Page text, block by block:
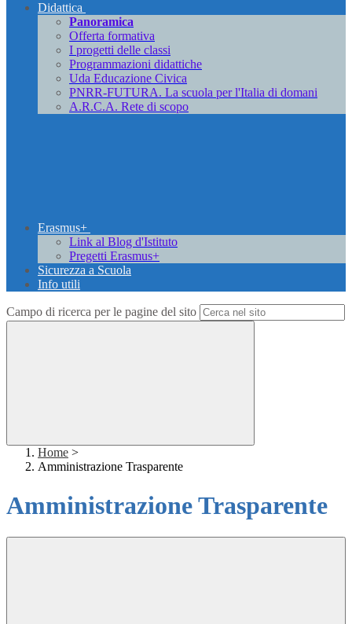
Didattica
Panoramica
Offerta formativa
I progetti delle classi
Programmazioni didattiche
Uda Educazione Civica
PNRR-FUTURA. La scuola per l'Italia di domani
A.R.C.A. Rete di scopo
Erasmus+
Link al Blog d'Istituto
Pregetti Erasmus+
Sicurezza a Scuola
Info utili
Campo di ricerca per le pagine del sito
Home >
Amministrazione Trasparente
Amministrazione Trasparente